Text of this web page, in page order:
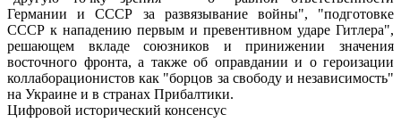
Германии и СССР за развязывание войны", "подготовке
СССР к нападению первым и превентивном ударе Гитлера",
решающем вкладе союзников и принижении значения
восточного фронта, а также об оправдании и о героизации
коллаборационистов как "борцов за свободу и независимость"
на Украине и в странах Прибалтики.
Цифровой исторический консенсус